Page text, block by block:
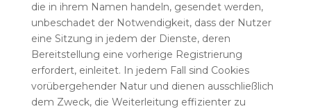
die in ihrem Namen handeln, gesendet werden,
unbeschadet der Notwendigkeit, dass der Nutzer
eine Sitzung in jedem der Dienste, deren
Bereitstellung eine vorherige Registrierung
erfordert, einleitet. In jedem Fall sind Cookies
vorübergehender Natur und dienen ausschließlich
dem Zweck, die Weiterleitung effizienter zu